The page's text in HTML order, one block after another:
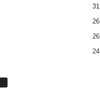
31
26
26
24